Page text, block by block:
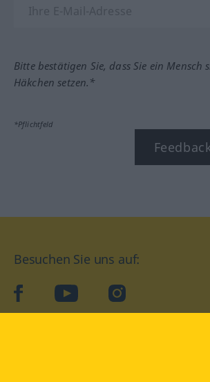
Bitte bestätigen Sie, dass Sie ein Mensch
Häkchen setzen.*
*Pflichtfeld
Besuchen Sie uns auf:
facebookYouTube Instagram